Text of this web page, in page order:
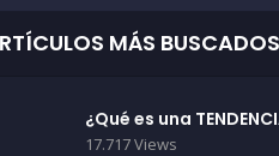
MÁS BUSCADOS
¿Qué es una
17.717 Views